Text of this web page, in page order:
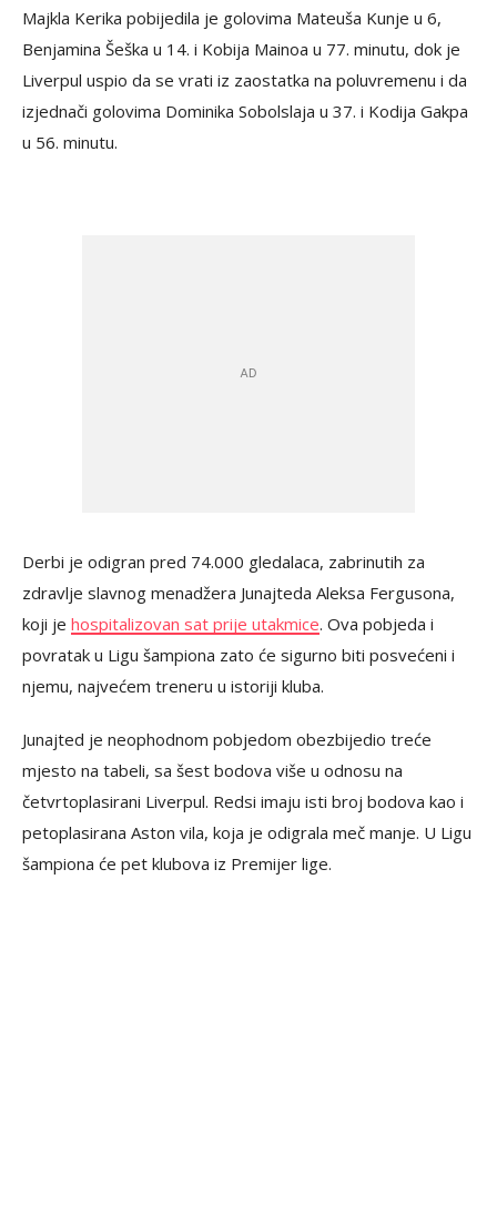
Majkla Kerika pobijedila je golovima Mateuša Kunje u 6,
Benjamina Šeška u 14. i Kobija Mainoa u 77. minutu, dok je
Liverpul uspio da se vrati iz zaostatka na poluvremenu i da
izjednači golovima Dominika Sobolslaja u 37. i Kodija Gakpa
u 56. minutu.
Derbi je odigran pred 74.000 gledalaca, zabrinutih za
zdravlje slavnog menadžera Junajteda Aleksa Fergusona,
koji je hospitalizovan sat prije utakmice. Ova pobjeda i
povratak u Ligu šampiona zato će sigurno biti posvećeni i
njemu, najvećem treneru u istoriji kluba.
Junajted je neophodnom pobjedom obezbijedio treće
mjesto na tabeli, sa šest bodova više u odnosu na
četvrtoplasirani Liverpul. Redsi imaju isti broj bodova kao i
petoplasirana Aston vila, koja je odigrala meč manje. U Ligu
šampiona će pet klubova iz Premijer lige.